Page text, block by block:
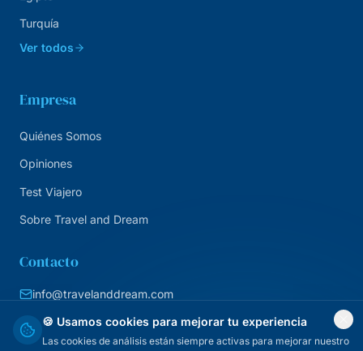
🍪 Usamos cookies para mejorar tu experiencia
Las cookies de análisis están siempre activas para mejorar nuestro
Turquía
Ver todos
Empresa
Quiénes Somos
Opiniones
Test Viajero
Sobre Travel and Dream
Contacto
info@travelanddream.com
+34 684 226 007
Agencia online · España